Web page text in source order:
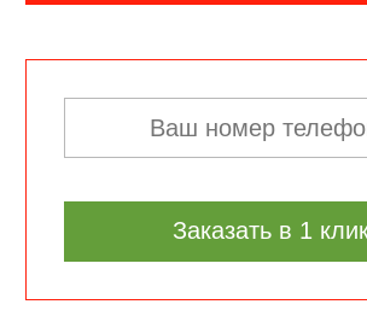
Заказать в 1